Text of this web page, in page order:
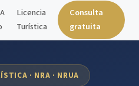
Licencia
Turística
Consulta
gratuita
· NRA · NRUA